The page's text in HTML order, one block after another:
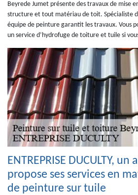
Beyrede Jumet présente des travaux de mise
structure et tout matériau de toit. Spécialiste
équipe de peinture garantit les travaux. Vous
un service d’hydrofuge de toiture et tuile si
ENTREPRISE DUCULTY, un
propose ses services en
de peinture sur tuile